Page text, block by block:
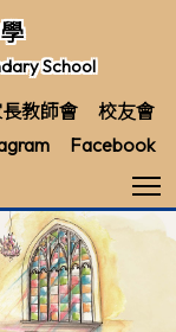
School
教師會
校友會
Facebook